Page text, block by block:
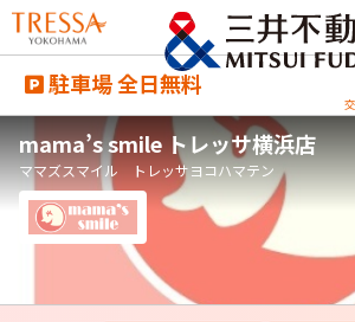
駐車場 全日無料
mama’s smile トレッサ横浜店
ママズスマイル トレッサヨコハマテン